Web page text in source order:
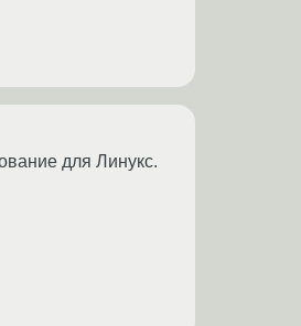
для Линукс.